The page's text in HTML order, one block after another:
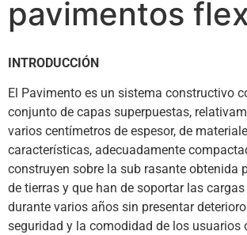
pavimentos
INTRODUCCIÓN
El Pavimento es un sistema constructivo
conjunto de capas superpuestas,
varios centímetros de espesor, de
características, adecuadamente
construyen sobre la sub rasante obtenida
de tierras y que han de soportar las
durante varios años sin presentar
seguridad y la comodidad de los usuarios